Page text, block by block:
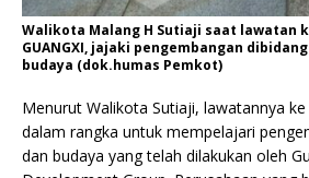
Walikota Malang H Sutiaji saat lawatan
GUANGXI, jajaki pengembangan
budaya (dok.humas Pemkot)
Menurut Walikota Sutiaji, lawatannya
dalam rangka untuk mempelajari
dan budaya yang telah dilakukan oleh